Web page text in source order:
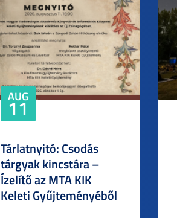
AUG
11
Tárlatnyitó: Csodás
tárgyak kincstára –
Ízelítő az MTA KIK
Keleti Gyűjteményéből